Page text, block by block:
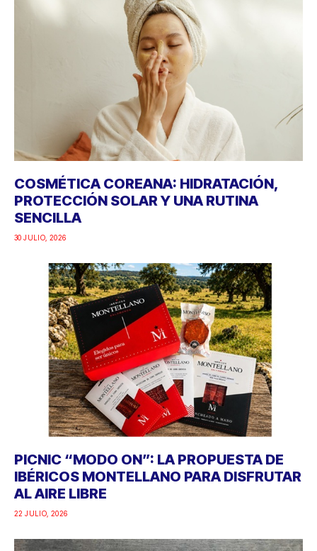
COSMÉTICA COREANA: HIDRATACIÓN,
PROTECCIÓN SOLAR Y UNA RUTINA
SENCILLA
30 JULIO, 2026
PICNIC “MODO ON”: LA PROPUESTA DE
IBÉRICOS MONTELLANO PARA DISFRUTAR
AL AIRE LIBRE
22 JULIO, 2026